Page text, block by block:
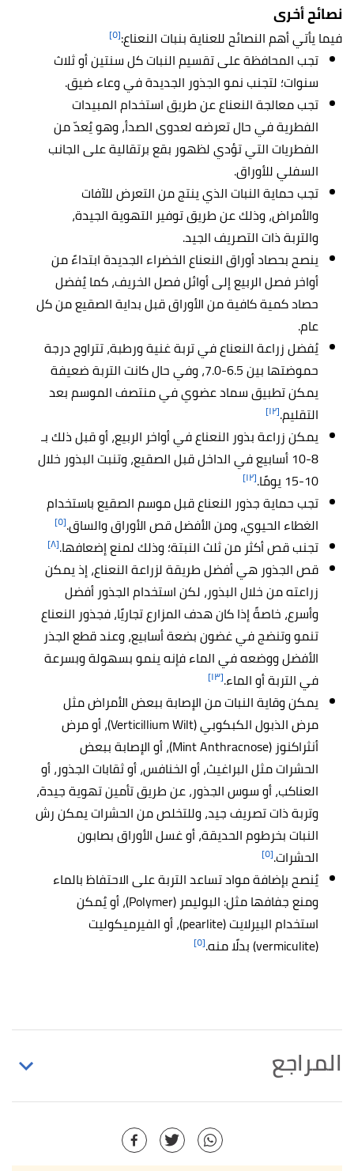
نصائح أخرى
فيما يأتي أهم النصائح للعناية بنبات النعناع:[٥]
تجب المحافظة على تقسيم النبات كل سنتين أو ثلاث
سنوات؛ لتجنب نمو الجذور الجديدة في وعاء ضيق.
تجب معالجة النعناع عن طريق استخدام المبيدات
الفطرية في حال تعرضه لعدوى الصدأ، وهو يُعدّ من
الفطريات التي تؤدي لظهور بقع برتقالية على الجانب
السفلي للأوراق.
تجب حماية النبات الذي ينتج من التعرض للآفات
والأمراض، وذلك عن طريق توفير التهوية الجيدة،
والتربة ذات التصريف الجيد.
ينصح بحصاد أوراق النعناع الخضراء الجديدة ابتداءً من
أواخر فصل الربيع إلى أوائل فصل الخريف، كما يُفضل
حصاد كمية كافية من الأوراق قبل بداية الصقيع من كل
عام.
يُفضل زراعة النعناع في تربة غنية ورطبة، تتراوح درجة
حموضتها بين 6.5-7.0، وفي حال كانت التربة ضعيفة
يمكن تطبيق سماد عضوي في منتصف الموسم بعد
التقليم.[١٢]
يمكن زراعة بذور النعناع في أواخر الربيع، أو قبل ذلك بـ
8-10 أسابيع في الداخل قبل الصقيع، وتنبت البذور خلال
10-15 يومًا.
[١٢]
تجب حماية جذور النعناع قبل موسم الصقيع باستخدام
الغطاء الحيوي، ومن الأفضل قص الأوراق والساق.[٥]
تجنب قص أكثر من ثلث النبتة؛ وذلك لمنع إضعافها.[٨]
قص الجذور هي أفضل طريقة لزراعة النعناع، إذ يمكن
زراعته من خلال البذور، لكن استخدام الجذور أفضل
وأسرع، خاصةً إذا كان هدف المزارع تجاريًا، فجذور النعناع
تنمو وتنضج في غضون بضعة أسابيع، وعند قطع الجذر
الأفضل ووضعه في الماء فإنه ينمو بسهولة وبسرعة
في التربة أو الماء.[١٣]
يمكن وقاية النبات من الإصابة ببعض الأمراض مثل
مرض الذبول الكبكوبي (Verticillium Wilt)، أو مرض
أنثراكنوز (Mint Anthracnose)، أو الإصابة ببعض
الحشرات مثل البراغيث، أو الخنافس، أو ثقابات الجذور، أو
العناكب، أو سوس الجذور، عن طريق تأمين تهوية جيدة،
وتربة ذات تصريف جيد، وللتخلص من الحشرات يمكن رش
النبات بخرطوم الحديقة، أو غسل الأوراق بصابون
الحشرات.[٥]
يُنصح بإضافة مواد تساعد التربة على الاحتفاظ بالماء
ومنع جفافها مثل: البوليمر (Polymer)، أو يُمكن
استخدام البيرلايت (pearlite)، أو الفيرميكوليت
(vermiculite) بدلًا منه.
[٥]
المراجع
Retrieved 16/4/2021. Edited.